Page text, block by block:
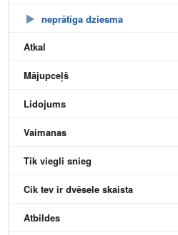
neprātīga dziesma
Atkal
Mājupceļš
Lidojums
Vaimanas
Tik viegli snieg
Cik tev ir dvēsele skaista
Atbildes